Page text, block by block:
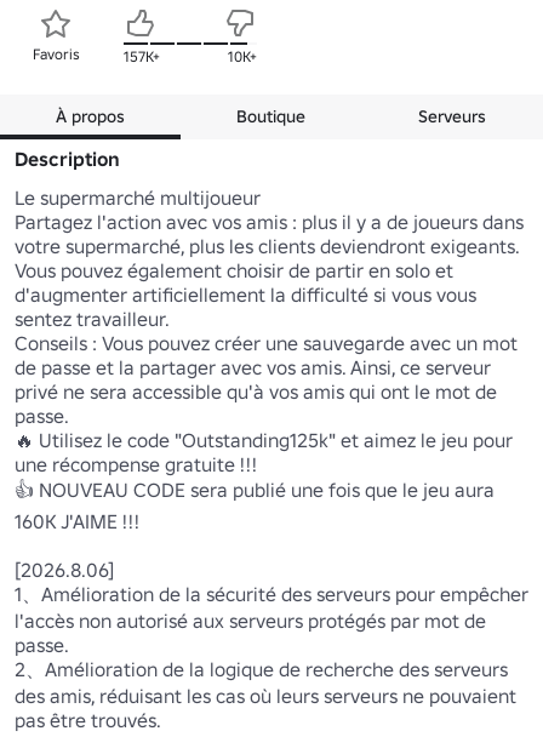
Favoris 157K+ 10K+
À propos Boutique Serveurs
Description
Le supermarché multijoueur
Partagez l'action avec vos amis : plus il y a de joueurs dans
votre supermarché, plus les clients deviendront exigeants.
Vous pouvez également choisir de partir en solo et
d'augmenter artificiellement la difficulté si vous vous
sentez travailleur.
Conseils : Vous pouvez créer une sauvegarde avec un mot
de passe et la partager avec vos amis. Ainsi, ce serveur
privé ne sera accessible qu'à vos amis qui ont le mot de
passe.
🔥 Utilisez le code "Outstanding125k" et aimez le jeu pour
une récompense gratuite !!!
👍 NOUVEAU CODE sera publié une fois que le jeu aura
160K J'AIME !!!
[2026.8.06]
1、Amélioration de la sécurité des serveurs pour empêcher
l'accès non autorisé aux serveurs protégés par mot de
passe.
2、Amélioration de la logique de recherche des serveurs
des amis, réduisant les cas où leurs serveurs ne pouvaient
pas être trouvés.